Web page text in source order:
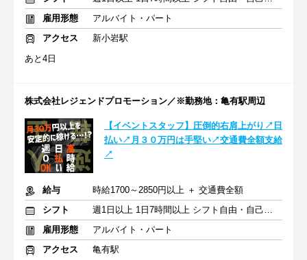
雇用形態
アルバイト・パート
アクセス
新小岩駅
あと4日
株式会社レジェンドプロモーション／※勤務地：亀有駅周辺
【イベントスタッフ】圧倒的右肩上がり↗日
払い↗月３０万円は手堅い↗交通費全額支給
↗
給与
時給1700～2850円以上 ＋ 交通費全額
シフト
週1日以上 1日7時間以上 シフト自由・自己申告
雇用形態
アルバイト・パート
アクセス
亀有駅